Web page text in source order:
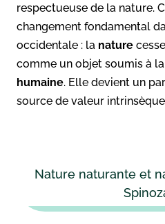
respectueuse de la nature.
changement fondamental
occidentale : la nature
comme un objet soumis à
humaine. Elle devient un
source de valeur
Nature naturante et